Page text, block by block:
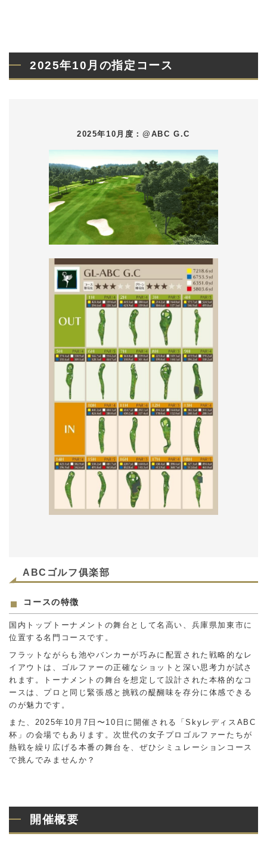
2025年10月の指定コース
2025年10月度：@ABC G.C
ABCゴルフ俱楽部
コースの特徴
国内トップトーナメントの舞台として名高い、兵庫県加東市に
位置する名門コースです。
フラットながらも池やバンカーが巧みに配置された戦略的なレ
イアウトは、ゴルファーの正確なショットと深い思考力が試さ
れます。トーナメントの舞台を想定して設計された本格的なコ
ースは、プロと同じ緊張感と挑戦の醍醐味を存分に体感できる
のが魅力です。
また、2025年10月7日〜10日に開催される「SkyレディスABC
杯」の会場でもあります。次世代の女子プロゴルファーたちが
熱戦を繰り広げる本番の舞台を、ぜひシミュレーションコース
で挑んでみませんか？
開催概要